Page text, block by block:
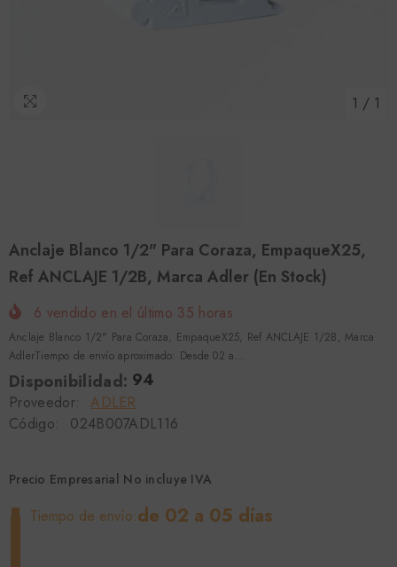
1 / 1
Anclaje Blanco 1/2" Para Coraza, EmpaqueX25,
Ref ANCLAJE 1/2B, Marca Adler (En Stock)
6 vendido en el último 35 horas
Anclaje Blanco 1/2" Para Coraza, EmpaqueX25, Ref ANCLAJE 1/2B, Marca
AdlerTiempo de envío aproximado: Desde 02 a...
Disponibilidad: 94
Proveedor:
ADLER
Código:
024B007ADL116
Precio Empresarial No incluye IVA
Tiempo de envío:de 02 a 05 días